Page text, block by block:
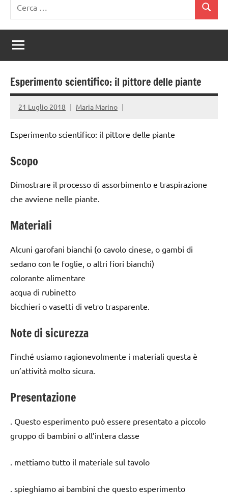
per:
Cerca
Esperimento scientifico: il pittore delle piante
21 Luglio 2018 Maria Marino
Esperimento scientifico: il pittore delle piante
Scopo
Dimostrare il processo di assorbimento e traspirazione
che avviene nelle piante.
Materiali
Alcuni garofani bianchi (o cavolo cinese, o gambi di
sedano con le foglie, o altri fiori bianchi)
colorante alimentare
acqua di rubinetto
bicchieri o vasetti di vetro trasparente.
Note di sicurezza
Finché usiamo ragionevolmente i materiali questa è
un’attività molto sicura.
Presentazione
. Questo esperimento può essere presentato a piccolo
gruppo di bambini o all’intera classe
. mettiamo tutto il materiale sul tavolo
. spieghiamo ai bambini che questo esperimento